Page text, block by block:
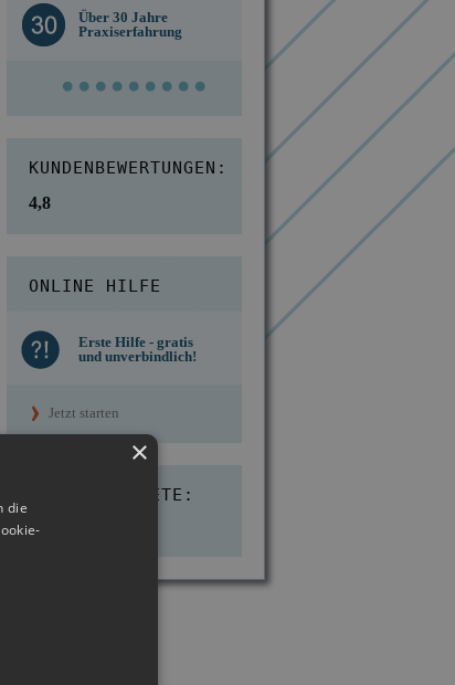
Über 30 Jahre
Praxiserfahrung
Kostengünstige
Berechnung ab
KUNDENBEWERTUNGEN:
4,8
ONLINE HILFE
Erste Hilfe - gratis
und unverbindlich!
Jetzt starten
EINSATZGEBIETE:
×
die